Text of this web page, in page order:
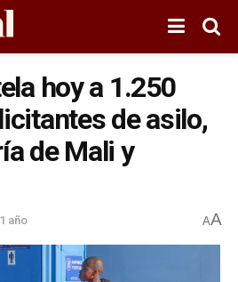
hoy a 1.250
de asilo,
de Mali y
año AA